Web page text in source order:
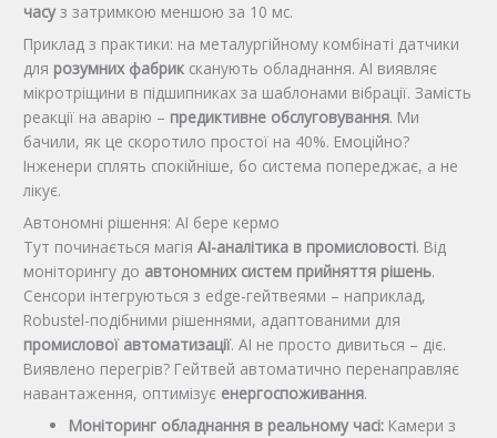
часуз затримкою меншою за 10 мс.
Приклад з практики: на металургійному комбінаті датчики
для розумних фабрик сканують обладнання. AI виявляє
мікротріщини в підшипниках за шаблонами вібрації. Замість
реакції на аварію – предиктивне обслуговування. Ми
бачили, як це скоротило простої на 40%. Емоційно?
Інженери сплять спокійніше, бо система попереджає, а не
лікує.
Автономні рішення: AI бере кермо
Тут починається магіяAI-аналітика в промисловості. Від
моніторингу до автономних систем прийняття рішень.
Сенсори інтегруються з edge-гейтвеями – наприклад,
Robustel-подібними рішеннями, адаптованими для
промислової автоматизації. AI не просто дивиться – діє.
Виявлено перегрів? Гейтвей автоматично перенаправляє
навантаження, оптимізує енергоспоживання.
Моніторинг обладнання в реальному часі: Камери з